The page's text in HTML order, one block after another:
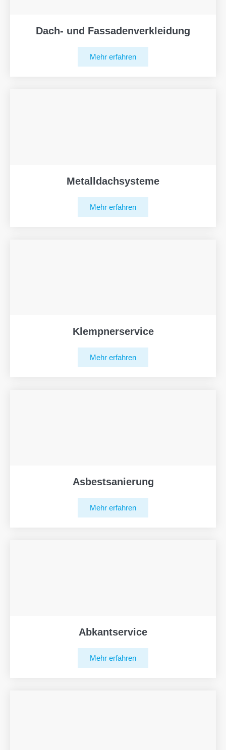
Dach- und Fassadenverkleidung
Mehr erfahren
Metalldachsysteme
Mehr erfahren
Klempnerservice
Mehr erfahren
Asbestsanierung
Mehr erfahren
Abkantservice
Mehr erfahren